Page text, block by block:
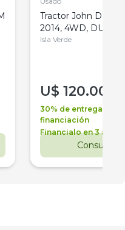
Tractor John Deere
2014, 4WD, DUAL
Isla Verde
U$ 120.000
30% de entrega +
financiación
Financialo en 3 años
Consultar